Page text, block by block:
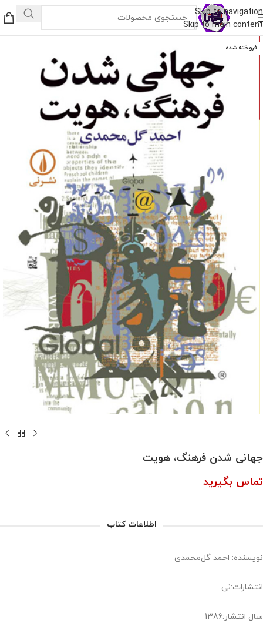
Skip to navigation
Skip to main content
فروخته شده
جهانی شدن فرهنگ، هویت
تماس بگیرید
اطلاعات کتاب
نویسنده: احمد گل‌محمدی
انتشارات:نی
سال انتشار:1386